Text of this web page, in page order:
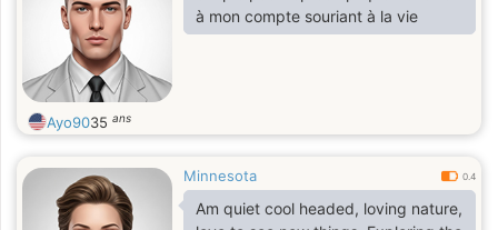
à mon compte souriant à la vie
Ayo9035 ans
Minnesota 0.4
Am quiet cool headed, loving nature,